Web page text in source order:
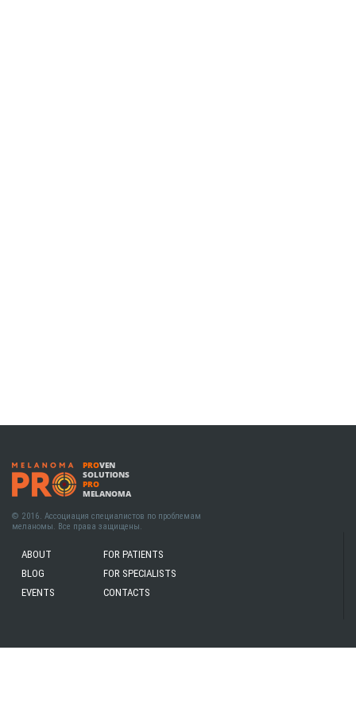
PROVEN
SOLUTIONS
PRO
MELANOMA
© 2016. Ассоциация специалистов по проблемам
меланомы. Все права защищены.
ABOUT
BLOG
EVENTS
FOR PATIENTS
FOR SPECIALISTS
CONTACTS